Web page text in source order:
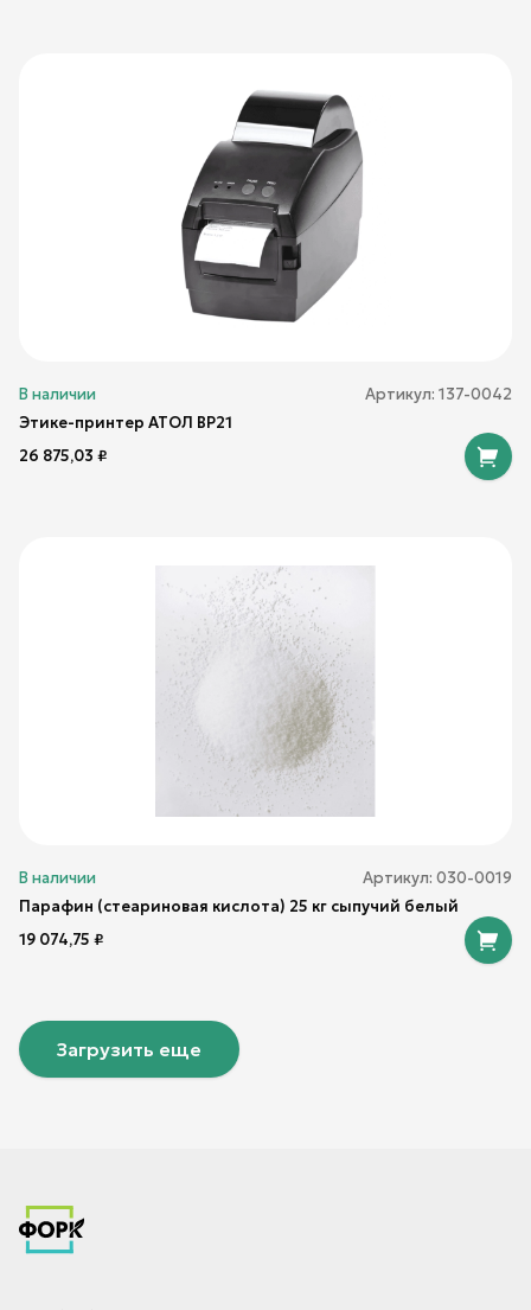
В наличии Артикул: 137-0042
Этике-принтер АТОЛ BP21
26 875,03 ₽
В наличии Артикул: 030-0019
Парафин (стеариновая кислота) 25 кг сыпучий белый
19 074,75 ₽
Загрузить еще